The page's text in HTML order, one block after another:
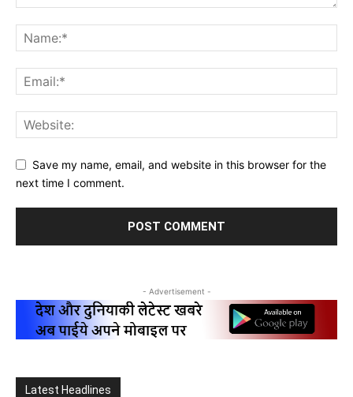
Save my name, email, and website in this browser for the
next time I comment.
- Advertisement -
Latest Headlines